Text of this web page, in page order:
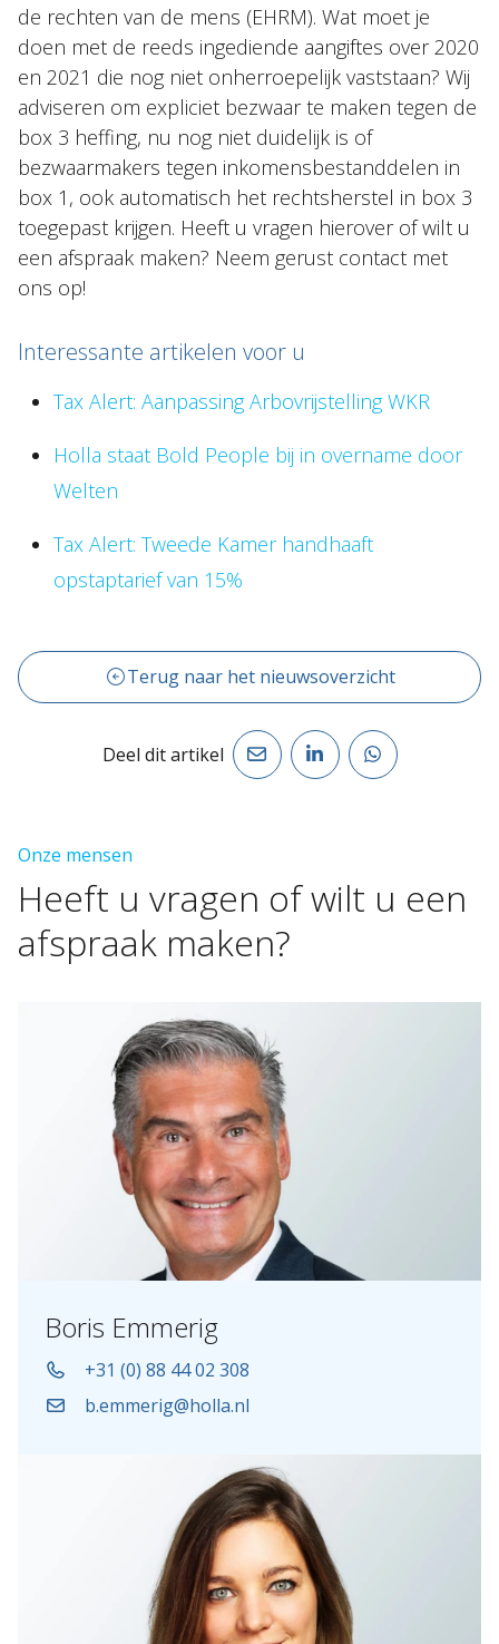
de rechten van de mens (EHRM). Wat moet je
doen met de reeds ingediende aangiftes over 2020
en 2021 die nog niet onherroepelijk vaststaan? Wij
adviseren om expliciet bezwaar te maken tegen de
box 3 heffing, nu nog niet duidelijk is of
bezwaarmakers tegen inkomensbestanddelen in
box 1, ook automatisch het rechtsherstel in box 3
toegepast krijgen. Heeft u vragen hierover of wilt u
een afspraak maken? Neem gerust contact met
ons op!
Interessante artikelen voor u
Tax Alert: Aanpassing Arbovrijstelling WKR
Holla staat Bold People bij in overname door
Welten
Tax Alert: Tweede Kamer handhaaft
opstaptarief van 15%
Terug naar het nieuwsoverzicht
Deel dit artikel
Onze mensen
Heeft u vragen ofwilt u een
afspraak maken?
Boris Emmerig
+31 (0) 88 44 02 308
b.emmerig@holla.nl